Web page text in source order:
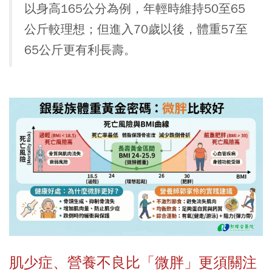
以身高165公分為例，年輕時維持50至65
公斤較理想；但進入70歲以後，體重57至
65公斤更有利長壽。
肌少症、營養不良比「微胖」更須關注